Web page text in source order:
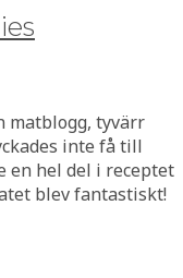
matblogg, tyvärr
inte få till
en hel del i receptet
blev fantastiskt!